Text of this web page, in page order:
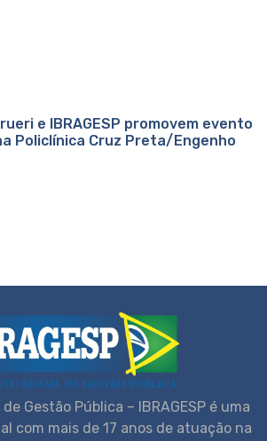
e IBRAGESP promovem evento
Policlínica Cruz Preta/Engenho
Gestão Pública – IBRAGESP é uma
com mais de 17 anos de atuação na